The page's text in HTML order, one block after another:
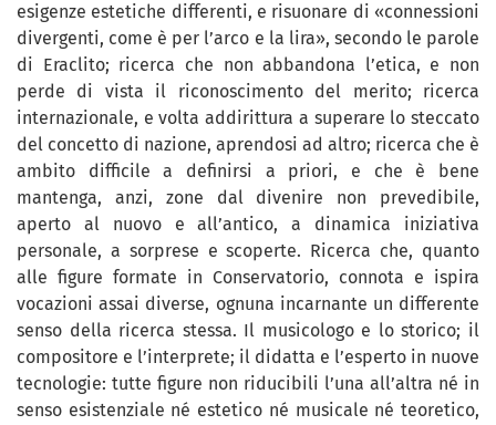
esigenze estetiche differenti, e risuonare di «connessioni
divergenti, come è per l’arco e la lira», secondo le parole
di Eraclito; ricerca che non abbandona l’etica, e non
perde di vista il riconoscimento del merito; ricerca
internazionale, e volta addirittura a superare lo steccato
del concetto di nazione, aprendosi ad altro; ricerca che è
ambito difficile a definirsi a priori, e che è bene
mantenga, anzi, zone dal divenire non prevedibile,
aperto al nuovo e all’antico, a dinamica iniziativa
personale, a sorprese e scoperte. Ricerca che, quanto
alle figure formate in Conservatorio, connota e ispira
vocazioni assai diverse, ognuna incarnante un differente
senso della ricerca stessa. Il musicologo e lo storico; il
compositore e l’interprete; il didatta e l’esperto in nuove
tecnologie: tutte figure non riducibili l’una all’altra né in
senso esistenziale né estetico né musicale né teoretico,